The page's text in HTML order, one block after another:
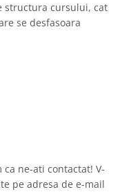
structura cursului, cat
se desfasoara
ne-ati contactat! V-
pe adresa de e-mail